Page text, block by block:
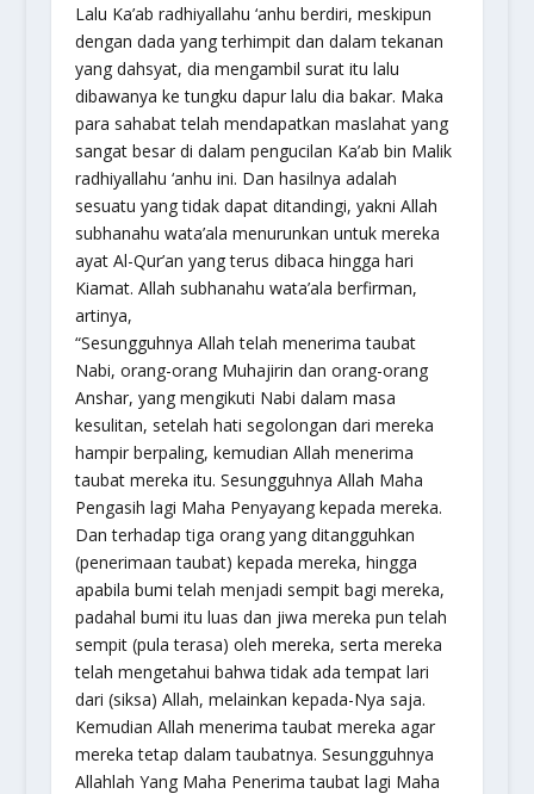
Lalu Ka’ab radhiyallahu ‘anhu berdiri, meskipun
dengan dada yang terhimpit dan dalam tekanan
yang dahsyat, dia mengambil surat itu lalu
dibawanya ke tungku dapur lalu dia bakar. Maka
para sahabat telah mendapatkan maslahat yang
sangat besar di dalam pengucilan Ka’ab bin Malik
radhiyallahu ‘anhu ini. Dan hasilnya adalah
sesuatu yang tidak dapat ditandingi, yakni Allah
subhanahu wata’ala menurunkan untuk mereka
ayat Al-Qur’an yang terus dibaca hingga hari
Kiamat. Allah subhanahu wata’ala berfirman,
artinya,
“Sesungguhnya Allah telah menerima taubat
Nabi, orang-orang Muhajirin dan orang-orang
Anshar, yang mengikuti Nabi dalam masa
kesulitan, setelah hati segolongan dari mereka
hampir berpaling, kemudian Allah menerima
taubat mereka itu. Sesungguhnya Allah Maha
Pengasih lagi Maha Penyayang kepada mereka.
Dan terhadap tiga orang yang ditangguhkan
(penerimaan taubat) kepada mereka, hingga
apabila bumi telah menjadi sempit bagi mereka,
padahal bumi itu luas dan jiwa mereka pun telah
sempit (pula terasa) oleh mereka, serta mereka
telah mengetahui bahwa tidak ada tempat lari
dari (siksa) Allah, melainkan kepada-Nya saja.
Kemudian Allah menerima taubat mereka agar
mereka tetap dalam taubatnya. Sesungguhnya
Allahlah Yang Maha Penerima taubat lagi Maha